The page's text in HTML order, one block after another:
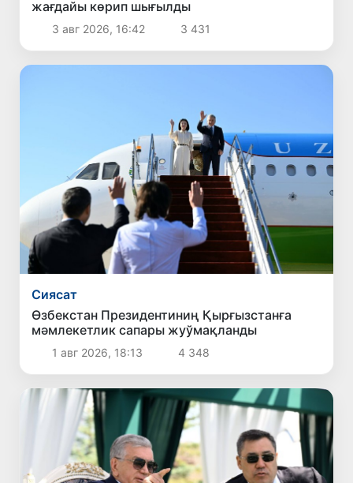
жағдайы көрип шығылды
3 авг 2026, 16:42 3 431
Сиясат
Өзбекстан Президентиниң Қырғызстанға
мәмлекетлик сапары жуўмақланды
1 авг 2026, 18:13 4 348